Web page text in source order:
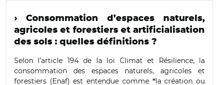
› Consommation d’espaces naturels,
agricoles et forestiers et artificialisation
des sols : quelles définitions ?
Selon l’article 194 de la loi Climat et Résilience, la
consommation des espaces naturels, agricoles et
forestiers (Enaf) est entendue comme "la création ou